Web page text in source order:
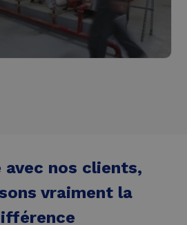
avec nos clients,
vraiment la